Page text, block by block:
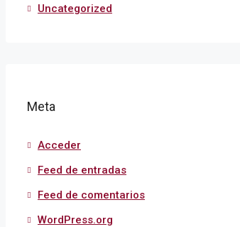
Uncategorized
Meta
Acceder
Feed de entradas
Feed de comentarios
WordPress.org